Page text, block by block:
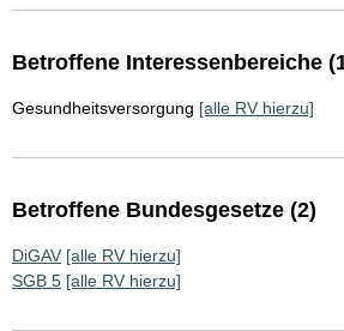
Betroffene Interessenbereiche
Gesundheitsversorgung [alle RV hierzu]
Betroffene Bundesgesetze (2)
DiGAV [alle RV hierzu]
SGB 5 [alle RV hierzu]